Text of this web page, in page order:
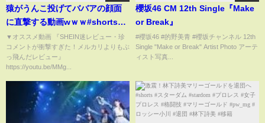
猿がうんこ投げてババアの顔面
に直撃する動画wｗｗ#shorts
#monkey animalattack
▼オススメ動画 『SHEIN迷レビュー・珍
コメントが衝撃すぎた！メルカリよりもぶ
っ飛んだレビュー』
https://youtu.be/MMg...
櫻坂46 CM 12th Single『Make
or Break』
#櫻坂46 #的野美青 #櫻坂チャンネル 12th
Single "Make or Break" Artist Photo アーテ
ィスト写真...